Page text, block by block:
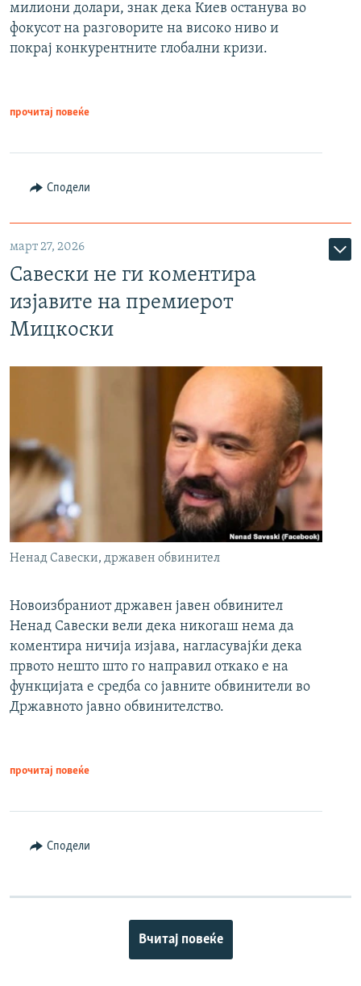
милиони долари, знак дека Киев останува во
фокусот на разговорите на високо ниво и
покрај конкурентните глобални кризи.
прочитај повеќе
Сподели
март 27, 2026
Савески не ги коментира
изјавите на премиерот
Мицкоски
Ненад Савески, државен обвинител
Новоизбраниот државен јавен обвинител
Ненад Савески вели дека никогаш нема да
коментира ничија изјава, нагласувајќи дека
првото нешто што го направил откако е на
функцијата е средба со јавните обвинители во
Државното јавно обвинителство.
прочитај повеќе
Сподели
Вчитај повеќе